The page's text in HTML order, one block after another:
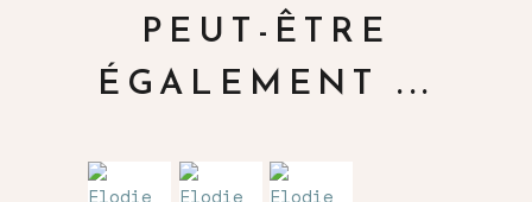
PEUT-ÊTRE
ÉGALEMENT ...